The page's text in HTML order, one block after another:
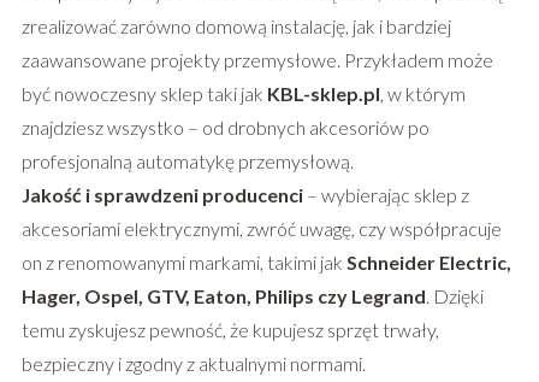
zrealizować zarówno domową instalację, jak i bardziej
zaawansowane projekty przemysłowe. Przykładem może
być nowoczesny sklep taki jak KBL-sklep.pl, w którym
znajdziesz wszystko – od drobnych akcesoriów po
profesjonalną automatykę przemysłową.
Jakość i sprawdzeni producenci– wybierając sklep z
akcesoriami elektrycznymi, zwróć uwagę, czy współpracuje
on z renomowanymi markami, takimi jak Schneider Electric,
Hager, Ospel, GTV, Eaton, Philips czy Legrand. Dzięki
temu zyskujesz pewność, że kupujesz sprzęt trwały,
bezpieczny i zgodny z aktualnymi normami.